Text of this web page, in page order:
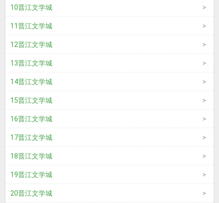
10晋江文学城
11晋江文学城
12晋江文学城
13晋江文学城
14晋江文学城
15晋江文学城
16晋江文学城
17晋江文学城
18晋江文学城
19晋江文学城
20晋江文学城